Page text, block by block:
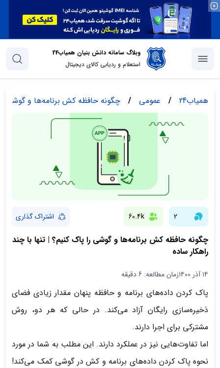
وبلاگ سامانه دانش بنیان همیاب24
استعلام و ردیابی کالای دیجیتال
همیاب24 / عمومی / چگونه حافظه کش برنامه‌ها و گوشی
2
60.4k اشتراک گذاری
چگونه حافظه کش برنامه‌ها و گوشی را پاک کنیم؟ | تنها با چند
راهکار ساده
۱۴ آذر ۱۴۰۰ زمان مطالعه: 6 دقیقه
پاک کردن داده‌های برنامه و حافظه پنهان مقدار زیادی فضای
ذخیره‌سازی رایگان آزاد می‌کند. در حالی که هر دو، روش
مشترکی برای اجرا دارند.
اما تفاوت‌هایی نیز در عملکرد دارند. این مطلب به شما در مورد
نحوه پاک کردن داده‌های برنامه و کش در گوشی کمک می‌کند!